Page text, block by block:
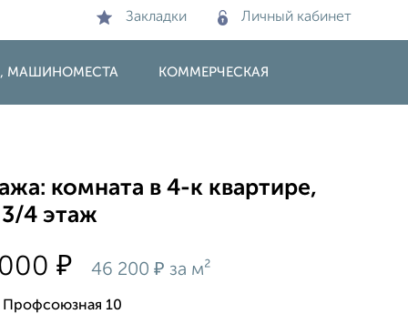
Закладки Личный кабинет
МАШИНОМЕСТА КОММЕРЧЕСКАЯ
комната в 4-к квартире,
4 этаж
₽ 46 200₽ за м²
Профсоюзная 10